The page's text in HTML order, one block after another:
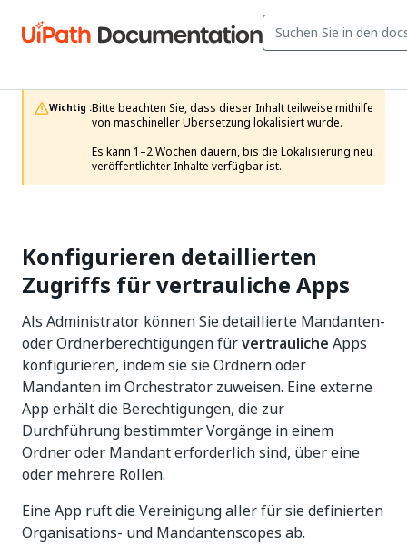
Wichtig :Bitte beachten Sie, dass dieser Inhalt teilweise mithilfe
von maschineller Übersetzung lokalisiert wurde.
Es kann 1–2 Wochen dauern, bis die Lokalisierung neu
veröffentlichter Inhalte verfügbar ist.
Konfigurieren detaillierten
Zugriffs für vertrauliche Apps
Als Administrator können Sie detaillierte Mandanten-
oder Ordnerberechtigungen fürvertrauliche Apps
konfigurieren, indem sie sie Ordnern oder
Mandanten im Orchestrator zuweisen. Eine externe
App erhält die Berechtigungen, die zur
Durchführung bestimmter Vorgänge in einem
Ordner oder Mandant erforderlich sind, über eine
oder mehrere Rollen.
Eine App ruft die Vereinigung aller für sie definierten
Organisations- und Mandantenscopes ab.